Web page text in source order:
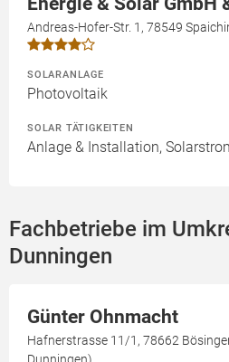
Andreas-Hofer-Str. 1, 78549
SOLARANLAGE
Photovoltaik
SOLAR TÄTIGKEITEN
Anlage & Installation,
Fachbetriebe im
Dunningen
Günter Ohnmacht
Hafnerstrasse 11/1, 78662